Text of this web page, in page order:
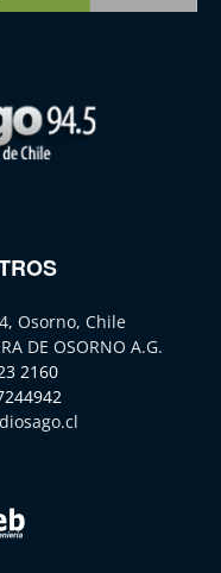
Osorno, Chile
DE OSORNO A.G.
2160